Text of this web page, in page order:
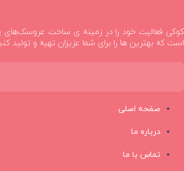
است که بهترین ها را برای شما عزیزان تهیه و
صفحه اصلی
درباره ما
تماس با ما